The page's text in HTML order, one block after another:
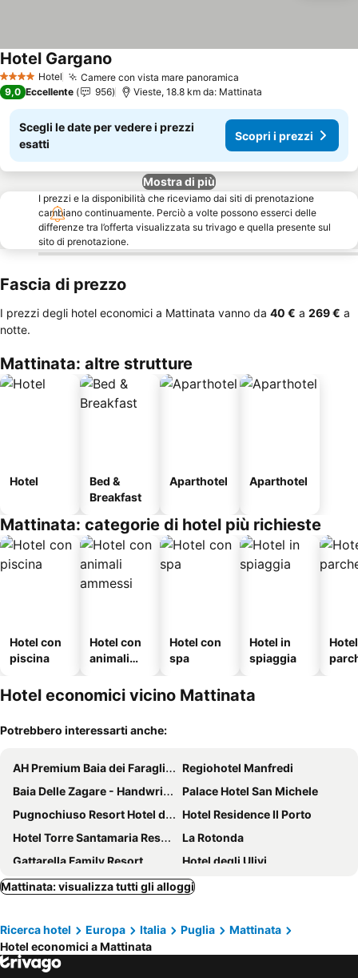
4 Stelle Hotel Camere con vista mare panoramica
Hotel Gargano
9,0 Eccellente 956 Vieste, 18.8 km da: Mattinata
Scegli le date per vedere i prezzi
esatti
Scopri i prezzi
Mostra di più
I prezzi e la disponibilità che riceviamo dai siti di prenotazione
cambiano continuamente. Perciò a volte possono esserci delle
differenze tra l’offerta visualizzata su trivago e quella presente sul
sito di prenotazione.
Fascia di prezzo
I prezzi degli hotel economici a Mattinata vanno da ‎40 € a ‎269 € a
notte.
Mattinata: altre strutture
Hotel
Bed &
Breakfast
Aparthotel Aparthotel
Mattinata: categorie di hotel più richieste
Hotel con
piscina
Hotel con
animali
Hotel con
spa
Hotel in
spiaggia
Hotel economici vicino Mattinata
Potrebbero interessarti anche:
AH Premium Baia dei Faraglioni
Regiohotel Manfredi
Baia Delle Zagare - Handwritten Collection
Palace Hotel San Michele
Pugnochiuso Resort Hotel del Faro
Hotel Residence Il Porto
Hotel Torre Santamaria Resort
La Rotonda
Gattarella Family Resort
Hotel degli Ulivi
Santangelo Hotel
Hotel Puglia Garden
Apeneste
Hotel Ponte
Hotel Panorama Del Golfo
Hotel Il Melograno
Mattinata: visualizza tutti gli alloggi
Ricerca hotel Europa Italia Puglia
Mattinata
Hotel economici a Mattinata